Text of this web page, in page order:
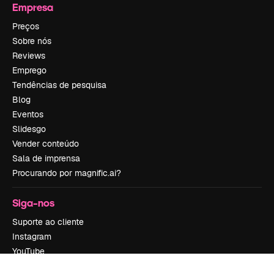
Empresa
Preços
Sobre nós
Reviews
Emprego
Tendências de pesquisa
Blog
Eventos
Slidesgo
Vender conteúdo
Sala de imprensa
Procurando por magnific.ai?
Siga-nos
Suporte ao cliente
Instagram
YouTube